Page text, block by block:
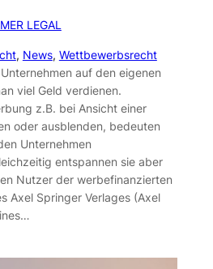
LEGAL
, News, Wettbewerbsrecht
auf den eigenen
viel Geld verdienen.
z.B. bei Ansicht einer
oder ausblenden, bedeuten
Unternehmen
entspannen sie aber
Nutzer der werbefinanzierten
Axel Springer Verlages (Axel